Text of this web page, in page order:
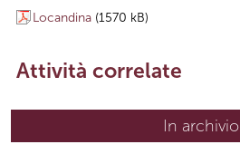
Locandina (1570 kB)
Attività correlate
In archivio